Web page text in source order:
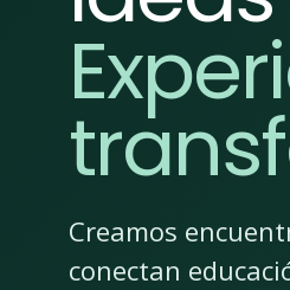
Creamos
conectan